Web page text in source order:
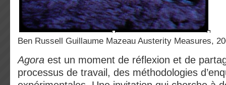
Ben Russell Guillaume Mazeau Austerity Measures,
Agora est un moment de réflexion et de
processus de travail, des méthodologies